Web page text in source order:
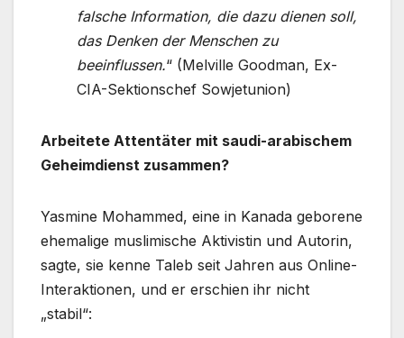
falsche Information, die dazu dienen soll,
das Denken der Menschen zu
beeinflussen.“ (Melville Goodman, Ex-
CIA-Sektionschef Sowjetunion)
Arbeitete Attentäter mit saudi-arabischem
Geheimdienst zusammen?
Yasmine Mohammed, eine in Kanada geborene
ehemalige muslimische Aktivistin und Autorin,
sagte, sie kenne Taleb seit Jahren aus Online-
Interaktionen, und er erschien ihr nicht
„stabil“: